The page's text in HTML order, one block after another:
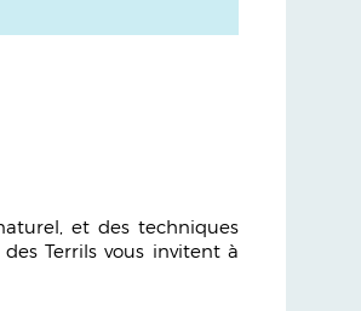
et des techniques
Terrils vous invitent à